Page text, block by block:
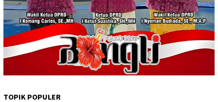
TOPIK POPULER